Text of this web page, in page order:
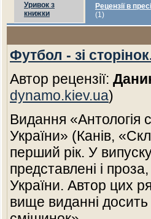
Уривок з
книжки
Рецензії в пресі
(1)
Футбол - зі
Автор рецензії:
dynamo.kiev.ua)
Видання «Антологія
України» (Канів,
перший рік. У
представлені і проза,
України. Автор цих
вище виданні